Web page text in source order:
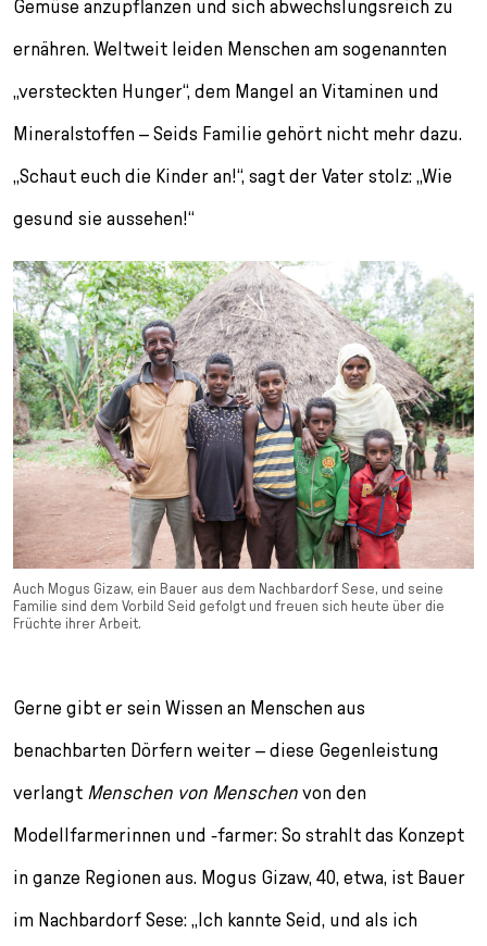
Gemüse anzupflanzen und sich abwechslungs­reich zu
ernähren. Weltweit leiden Menschen am sogenannten
„versteckten Hunger“, dem Mangel an Vitaminen und
Mineral­stoffen – Seids Familie gehört nicht mehr dazu.
„Schaut euch die Kinder an!“, sagt der Vater stolz: „Wie
gesund sie aussehen!“
Auch Mogus Gizaw, ein Bauer aus dem Nachbardorf Sese, und seine
Familie sind dem Vorbild Seid gefolgt und freuen sich heute über die
Früchte ihrer Arbeit.
Gerne gibt er sein Wissen an Menschen aus
benachbarten Dörfern weiter – diese Gegenleistung
verlangt Menschen von Menschenvon den
Modellfarmerinnen und -farmer: So strahlt das Konzept
in ganze Regionen aus. Mogus Gizaw, 40, etwa, ist Bauer
im Nachbardorf Sese: „Ich kannte Seid, und als ich